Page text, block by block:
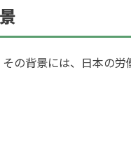
の背景には、日本の労